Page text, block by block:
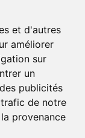
et d'autres
améliorer
sur
un
publicités
de notre
provenance
sur